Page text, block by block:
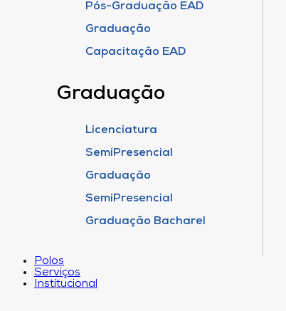
Pós-Graduação EAD
Graduação
Capacitação EAD
Graduação
Licenciatura
SemiPresencial
Graduação
SemiPresencial
Graduação Bacharel
Polos
Serviços
Institucional